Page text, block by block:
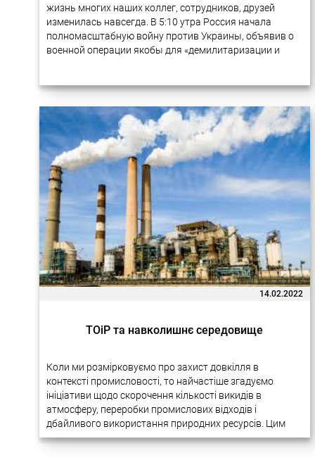
жизнь многих наших коллег, сотрудников, друзей
изменилась навсегда. В 5:10 утра Россия начала
полномасштабную войну против Украины, объявив о
военной операции якобы для «демилитаризации и
14.02.2022
ТОіР та навколишнє середовище
Коли ми розмірковуємо про захист довкілля в
контексті промисловості, то найчастіше згадуємо
ініціативи щодо скорочення кількості викидів в
атмосферу, переробки промислових відходів і
дбайливого використання природних ресурсів. Цим
питанням справді приділяється багато уваги на